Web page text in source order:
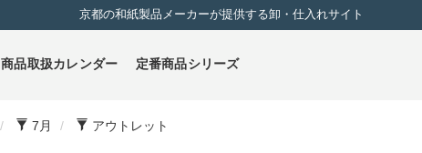
京都の和紙製品メーカーが提供する卸・仕入れサイト
商品取扱カレンダー 定番商品シリーズ
7月 アウトレット